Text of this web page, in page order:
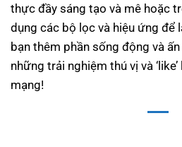
thực đầy sáng tạo và mê hoặc
dụng các bộ lọc và hiệu ứng để
bạn thêm phần sống động và
những trải nghiệm thú vị và
mạng!